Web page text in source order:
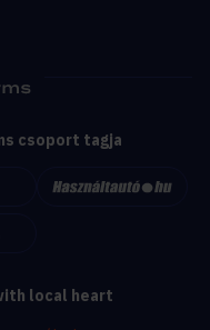
csoport tagja
local heart